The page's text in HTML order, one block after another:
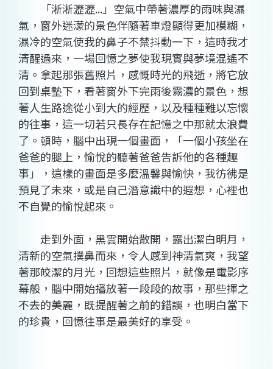
「淅淅瀝瀝...」空氣中帶著濃厚的雨味與濕
氣，窗外迷濛的景色伴隨著車燈顯得更加模糊，
濕冷的空氣使我的鼻子不禁抖動一下，這時我才
清醒過來，一場回憶之夢使我現實與夢境混遙不
清。拿起那張舊照片，感慨時光的飛逝，將它放
回到桌墊下，看著窗外下完雨後霧濃的景色，想
著人生路途從小到大的經歷，以及種種難以忘懷
的往事，這一切若只長存在記憶之中那就太浪費
了。頓時，腦中出現一個畫面，「一個小孩坐在
爸爸的腿上，愉悅的聽著爸爸告訴他的各種趣
事」，這樣的畫面是多麼溫馨與愉快，我彷彿是
預見了未來，或是自己潛意識中的遐想，心裡也
不自覺的愉悅起來。
走到外面，黑雲開始散開，露出潔白明月，
清新的空氣撲鼻而來，令人感到神清氣爽，我望
著那皎潔的月光，回想這些照片，就像是電影序
幕般，腦中開始播放著一段段的故事，那些揮之
不去的美麗，既提醒著之前的錯誤，也明白當下
的珍貴，回憶往事是最美好的享受。